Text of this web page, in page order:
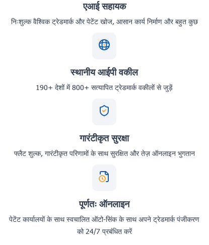
एआई सहायक
निःशुल्क वैश्विक ट्रेडमार्क और पेटेंट खोज, आसान कार्य निर्माण और बहुत कुछ
स्थानीय आईपी वकील
190+ देशों में 800+ सत्यापित ट्रेडमार्क वकीलों से जुड़ें
गारंटीकृत सुरक्षा
फ्लैट शुल्क, गारंटीकृत परिणामों के साथ सुरक्षित और तेज़ ऑनलाइन भुगतान
पूर्णतः ऑनलाइन
पेटेंट कार्यालयों के साथ स्वचालित ऑटो-सिंक के साथ अपने ट्रेडमार्क पंजीकरण
को 24/7 प्रबंधित करें